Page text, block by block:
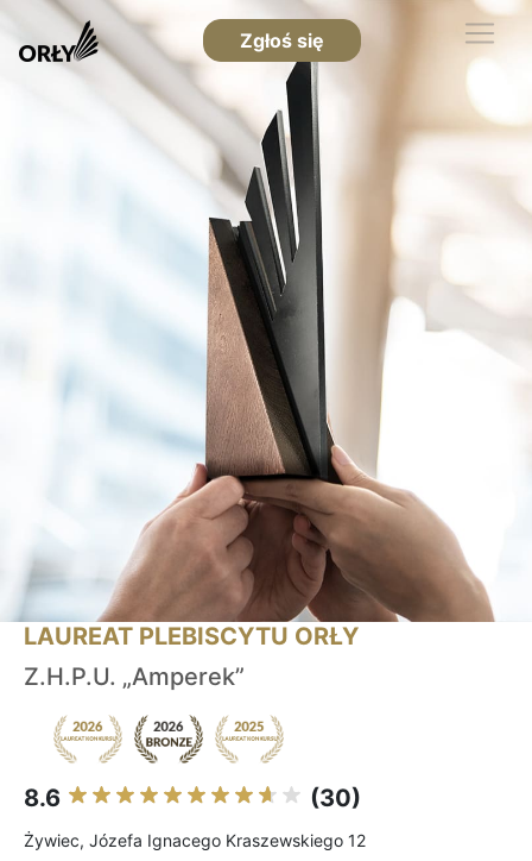
Zgłoś się
LAUREAT PLEBISCYTU ORŁY
Z.H.P.U. „Amperek”
8.6 (30)
Żywiec, Józefa Ignacego Kraszewskiego 12